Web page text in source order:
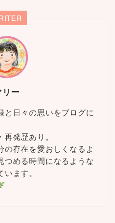
リー
と日々の思いをブログに
発歴あり。
の存在を愛おしくなるよ
つめる時間になるような
ます。